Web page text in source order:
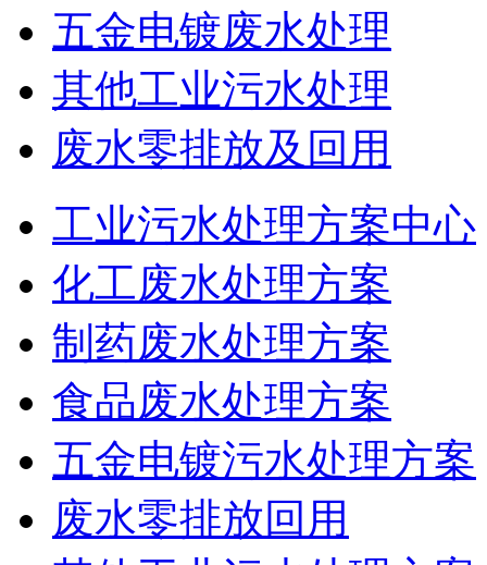
五金电镀废水处理
其他工业污水处理
废水零排放及回用
工业污水处理方案中心
化工废水处理方案
制药废水处理方案
食品废水处理方案
五金电镀污水处理方案
废水零排放回用